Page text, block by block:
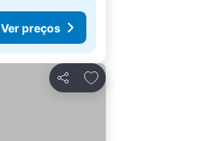
Ver preços
Partilhar
Adicionar aos favoritos